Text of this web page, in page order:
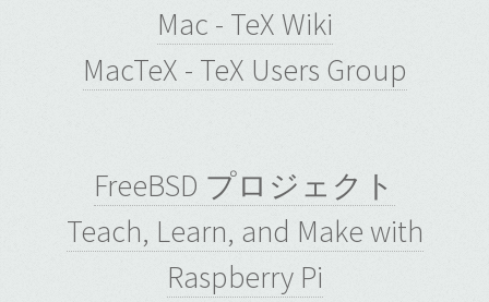
Mac - TeX Wiki
MacTeX - TeX Users Group
FreeBSD プロジェクト
Teach, Learn, and Make with
Raspberry Pi